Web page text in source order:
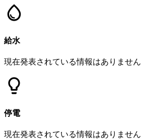
給水
現在発表されている情報はありません
停電
現在発表されている情報はありません